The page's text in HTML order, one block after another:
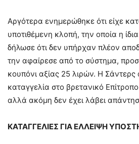
Αργότερα ενημερώθηκε ότι είχε
υποτιθέμενη κλοπή, την οποία η
δήλωσε ότι δεν υπήρχαν πλέον
την αφαίρεσε από το σύστημα,
κουπόνι αξίας 25 λιρών. Η
καταγγελία στο βρετανικό
αλλά ακόμη δεν έχει λάβει
ΚΑΤΑΓΓΕΛΙΕΣ ΓΙΑ ΕΛΛΕΙΨΗ